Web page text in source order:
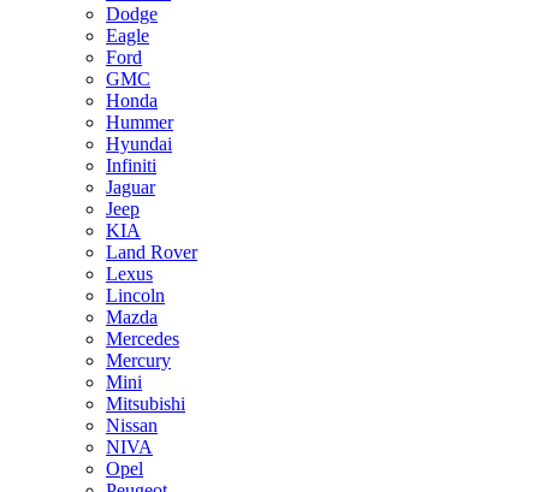
Dodge
Eagle
Ford
GMC
Honda
Hummer
Hyundai
Infiniti
Jaguar
Jeep
KIA
Land Rover
Lexus
Lincoln
Mazda
Mercedes
Mercury
Mini
Mitsubishi
Nissan
NIVA
Opel